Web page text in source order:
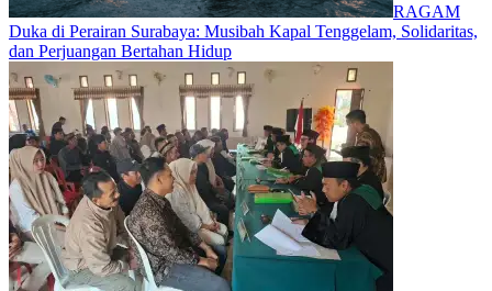
RAGAM
Duka di Perairan Surabaya: Musibah Kapal Tenggelam, Solidaritas,
dan Perjuangan Bertahan Hidup